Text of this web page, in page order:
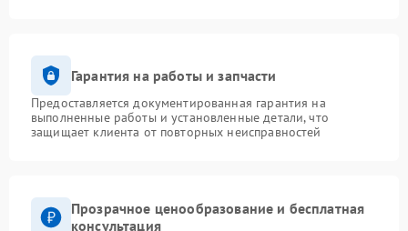
Гарантия на работы и запчасти
Предоставляется документированная гарантия на
выполненные работы и установленные детали, что
защищает клиента от повторных неисправностей
Прозрачное ценообразование и бесплатная
консультация